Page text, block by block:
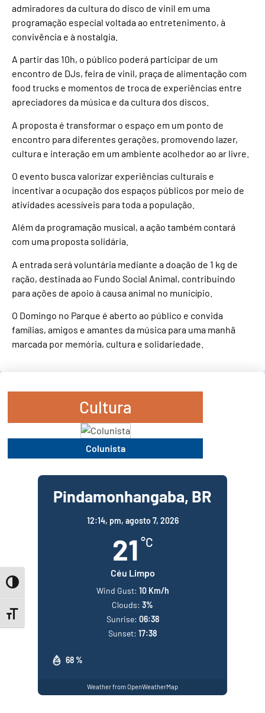
Toggle High Contrast
Toggle Font size
admiradores da cultura do disco de vinil em uma
programação especial voltada ao entretenimento, à
convivência e à nostalgia.
A partir das 10h, o público poderá participar de um
encontro de DJs, feira de vinil, praça de alimentação com
food trucks e momentos de troca de experiências entre
apreciadores da música e da cultura dos discos.
A proposta é transformar o espaço em um ponto de
encontro para diferentes gerações, promovendo lazer,
cultura e interação em um ambiente acolhedor ao ar livre.
O evento busca valorizar experiências culturais e
incentivar a ocupação dos espaços públicos por meio de
atividades acessíveis para toda a população.
Além da programação musical, a ação também contará
com uma proposta solidária.
A entrada será voluntária mediante a doação de 1 kg de
ração, destinada ao Fundo Social Animal, contribuindo
para ações de apoio à causa animal no município.
O Domingo no Parque é aberto ao público e convida
famílias, amigos e amantes da música para uma manhã
marcada por memória, cultura e solidariedade.
Cultura
Colunista
Pindamonhangaba, BR
12:14, pm, agosto 7, 2026
21 °C
Céu Limpo
68 %
Wind Gust: 10 Km/h
Clouds: 3%
Sunrise: 06:38
Sunset: 17:38
Weather from OpenWeatherMap